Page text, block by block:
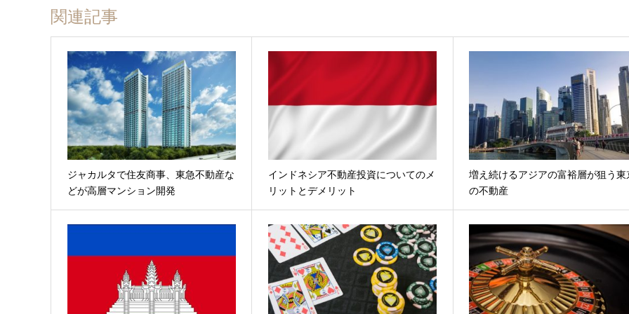
関連記事
ジャカルタで住友商事、東急不動産な
どが高層マンション開発
インドネシア不動産投資についてのメ
リットとデメリット
増え続けるアジアの富裕層が狙う東
の不動産